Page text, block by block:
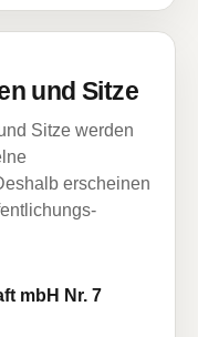
und Sitze
Sitze werden
erscheinen
mbH Nr. 7